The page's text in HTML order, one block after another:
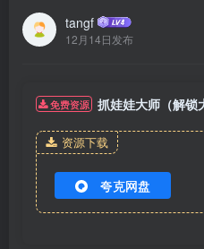
tangf
12月14日发布
免费资源 抓娃娃大师（解锁
资源下载
夸克网盘